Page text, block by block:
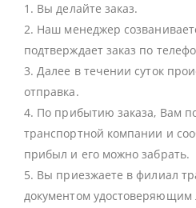
1. Вы делайте заказ.
2. Наш менеджер
подтверждает заказ по
3. Далее в течении суток
отправка.
4. По прибытию заказа, Вам
транспортной компании и
прибыл и его можно забрать.
5. Вы приезжаете в филиал
документом удостоверяющим